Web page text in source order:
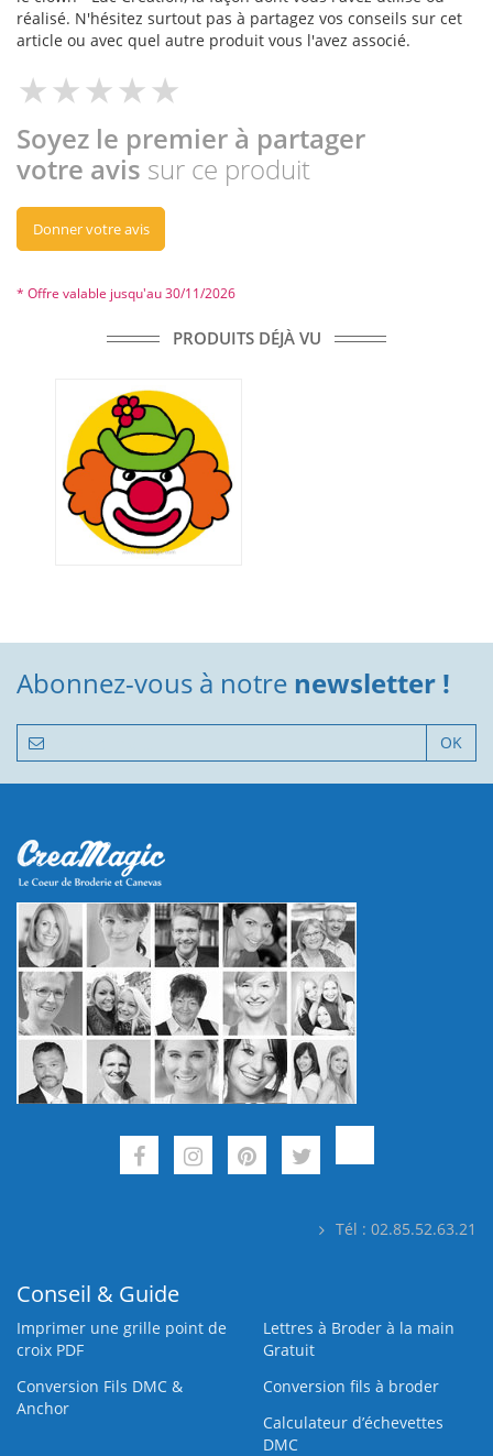
réalisé. N'hésitez surtout pas à partagez vos conseils sur cet
article ou avec quel autre produit vous l'avez associé.
Soyez le premier à partager
votre avis sur ce produit
Donner votre avis
* Offre valable jusqu'au 30/11/2026
PRODUITS DÉJÀ VU
Abonnez-vous à notre newsletter !
OK
Tél : 02.85.52.63.21
Conseil & Guide
Imprimer une grille point de
croix PDF
Lettres à Broder à la main
Gratuit
Conversion Fils DMC &
Anchor
Conversion fils à broder
Calculateur d’échevettes
DMC